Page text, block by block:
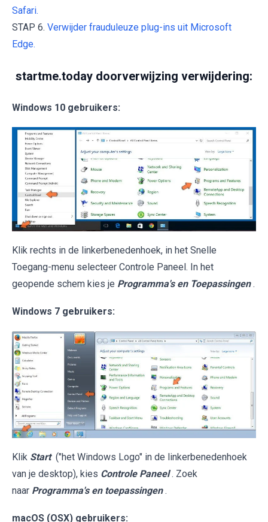
Safari.
STAP 6. Verwijder frauduleuze plug-ins uit Microsoft
Edge.
startme.today doorverwijzing verwijdering:
Windows 10 gebruikers:
Klik rechts in de linkerbenedenhoek, in het Snelle
Toegang-menu selecteer Controle Paneel. In het
geopende schem kies je Programma's en Toepassingen .
Windows 7 gebruikers:
Klik Start ("het Windows Logo" in de linkerbenedenhoek
van je desktop), kies Controle Paneel . Zoek
naar Programma's en toepassingen .
macOS (OSX) gebruikers: